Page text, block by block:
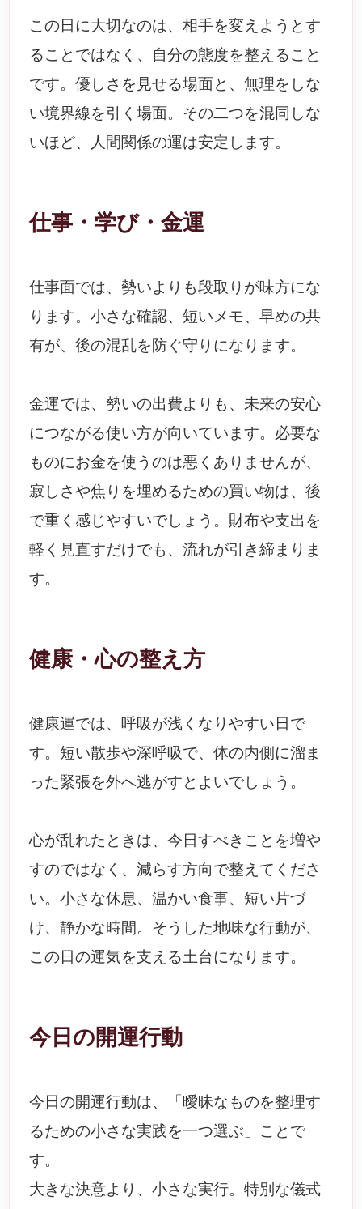
この日に大切なのは、相手を変えようとす
ることではなく、自分の態度を整えること
です。優しさを見せる場面と、無理をしな
い境界線を引く場面。その二つを混同しな
いほど、人間関係の運は安定します。
仕事・学び・金運
仕事面では、勢いよりも段取りが味方にな
ります。小さな確認、短いメモ、早めの共
有が、後の混乱を防ぐ守りになります。
金運では、勢いの出費よりも、未来の安心
につながる使い方が向いています。必要な
ものにお金を使うのは悪くありませんが、
寂しさや焦りを埋めるための買い物は、後
で重く感じやすいでしょう。財布や支出を
軽く見直すだけでも、流れが引き締まりま
す。
健康・心の整え方
健康運では、呼吸が浅くなりやすい日で
す。短い散歩や深呼吸で、体の内側に溜ま
った緊張を外へ逃がすとよいでしょう。
心が乱れたときは、今日すべきことを増や
すのではなく、減らす方向で整えてくださ
い。小さな休息、温かい食事、短い片づ
け、静かな時間。そうした地味な行動が、
この日の運気を支える土台になります。
今日の開運行動
今日の開運行動は、「曖昧なものを整理す
るための小さな実践を一つ選ぶ」ことで
す。
大きな決意より、小さな実行。特別な儀式